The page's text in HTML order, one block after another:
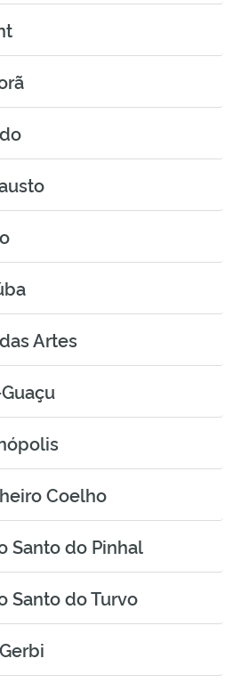
Artes
Coelho
Santo do Pinhal
Santo do Turvo